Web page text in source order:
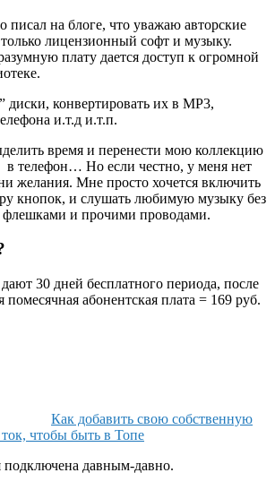
писал на блоге, что уважаю авторские
лицензионный софт и музыку.
плату дается доступ к огромной
диски, конвертировать их в MP3,
и.т.д и.т.п.
время и перенести мою коллекцию
телефон… Но если честно, у меня нет
желания. Мне просто хочется включить
кнопок, и слушать любимую музыку без
флешками и прочими проводами.
30 дней бесплатного периода, после
помесячная абонентская плата = 169 руб.
Как добавить свою собственную
чтобы быть в Топе
подключена давным-давно.